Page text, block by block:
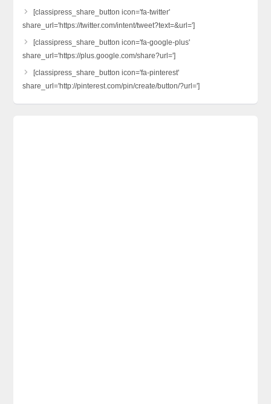
[classipress_share_button icon='fa-twitter'
share_url='https://twitter.com/intent/tweet?text=&url=']
[classipress_share_button icon='fa-google-plus'
share_url='https://plus.google.com/share?url=']
[classipress_share_button icon='fa-pinterest'
share_url='http://pinterest.com/pin/create/button/?url=']